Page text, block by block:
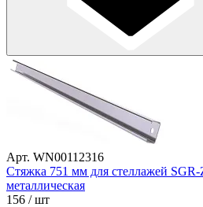
Арт. WN00112316
Стяжка 751 мм для стеллажей SGR-
металлическая
156 / шт